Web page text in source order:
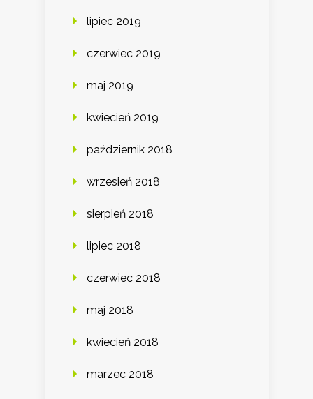
lipiec 2019
czerwiec 2019
maj 2019
kwiecień 2019
październik 2018
wrzesień 2018
sierpień 2018
lipiec 2018
czerwiec 2018
maj 2018
kwiecień 2018
marzec 2018